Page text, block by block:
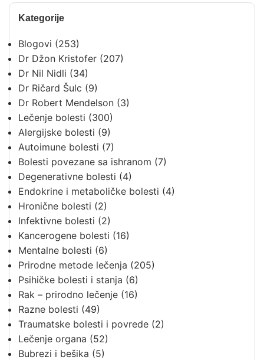
Kategorije
Blogovi (253)
Dr Džon Kristofer (207)
Dr Nil Nidli (34)
Dr Ričard Šulc (9)
Dr Robert Mendelson (3)
Lečenje bolesti (300)
Alergijske bolesti (9)
Autoimune bolesti (7)
Bolesti povezane sa ishranom (7)
Degenerativne bolesti (4)
Endokrine i metaboličke bolesti (4)
Hronične bolesti (2)
Infektivne bolesti (2)
Kancerogene bolesti (16)
Mentalne bolesti (6)
Prirodne metode lečenja (205)
Psihičke bolesti i stanja (6)
Rak – prirodno lečenje (16)
Razne bolesti (49)
Traumatske bolesti i povrede (2)
Lečenje organa (52)
Bubrezi i bešika (5)